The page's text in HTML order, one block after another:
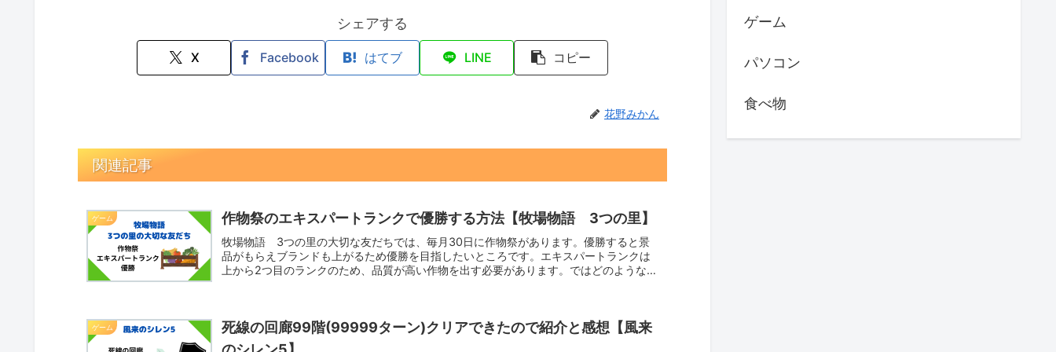
シェアする
X Facebook はてブ LINE コピー
花野みかん
関連記事
ゲーム 作物祭のエキスパートランクで優勝する方法【牧場物語 3つの里】
牧場物語 3つの里の大切な友だちでは、毎月30日に作物祭があります。優勝すると景
品がもらえブランドも上がるため優勝を目指したいところです。エキスパートランクは
上から2つ目のランクのため、品質が高い作物を出す必要があります。ではどのような作
ゲーム
死線の回廊99階(99999ターン)クリアできたので紹介と感想【風来
ゲーム
パソコン
食べ物